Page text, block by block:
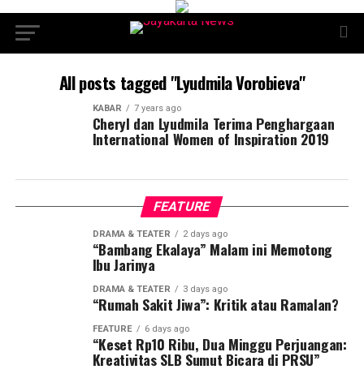
All posts tagged "Lyudmila Vorobieva"
KABAR 7 years ago
Cheryl dan Lyudmila Terima Penghargaan
International Women of Inspiration 2019
FEATURE
DRAMA & TEATER 2 days ago
“Bambang Ekalaya” Malam ini Memotong
Ibu Jarinya
DRAMA & TEATER 3 days ago
“Rumah Sakit Jiwa”: Kritik atau Ramalan?
FEATURE 6 days ago
“Keset Rp10 Ribu, Dua Minggu Perjuangan:
Kreativitas SLB Sumut Bicara di PRSU”